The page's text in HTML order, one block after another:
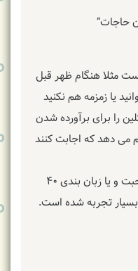
حاجات”
مثلا هنگام ظهر قبل
یا زمزمه هم نکنید
را برای برآورده شدن
می دهد که اجابت کنند
جهت هر حاجت مشروعه به نیت محبت و یا زبان بندی ۴۰
بسیار تجربه شده است.